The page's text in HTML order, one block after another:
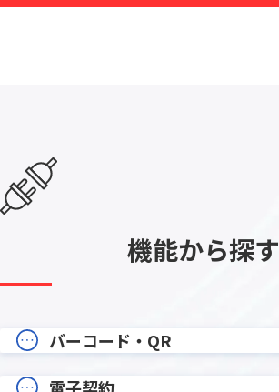
機能から探す
バーコード・QR
電子契約